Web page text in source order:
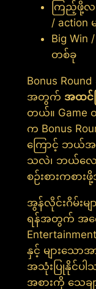
ကြည့်ဖို့လ
/ action မ
Big Win
တစ်ခု
Bonus
အတွက် အထင်
တယ်။ Game
က Bonus
ကြောင့် ဘယ်အ
သလဲ၊ ဘယ်လေ
စဉ်းစားကစား
အွန်လိုင်းဂိမ်းမ
ရန်အတွက် အကေ
နှင့် များသော
အသုံးပြုနိုင်ပါ
အစားကို သေခ